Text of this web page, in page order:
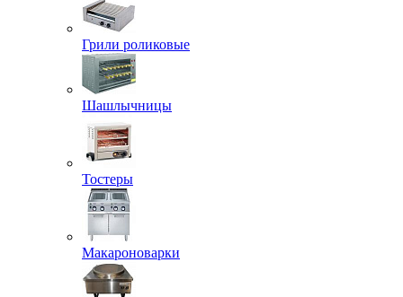
Грили роликовые
Шашлычницы
Тостеры
Макароноварки